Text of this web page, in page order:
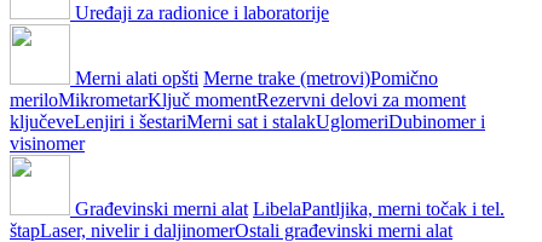
Uređaji za radionice i laboratorije
Merni alati opšti Merne trake (metrovi)Pomično
meriloMikrometarKljuč momentRezervni delovi za moment
ključeveLenjiri i šestariMerni sat i stalakUglomeriDubinomer i
visinomer
Građevinski merni alat LibelaPantljika, merni točak i tel.
štapLaser, nivelir i daljinomerOstali građevinski merni alat